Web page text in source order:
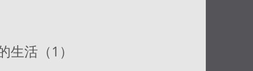
活（1）